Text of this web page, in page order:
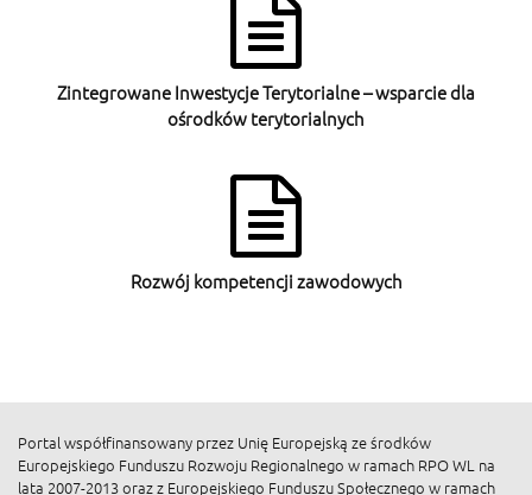
Zintegrowane Inwestycje Terytorialne – wsparcie dla
ośrodków terytorialnych
Rozwój kompetencji zawodowych
Portal współfinansowany przez Unię Europejską ze środków
Europejskiego Funduszu Rozwoju Regionalnego w ramach RPO WL na
lata 2007-2013 oraz z Europejskiego Funduszu Społecznego w ramach